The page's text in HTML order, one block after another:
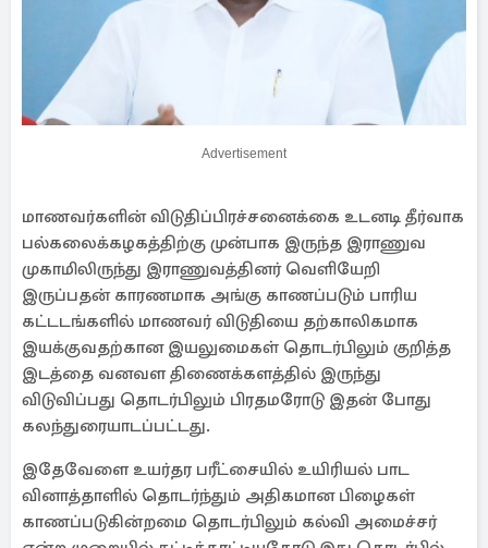
Advertisement
மாணவர்களின் விடுதிப்பிரச்சனைக்கை உடனடி தீர்வாக
பல்கலைக்கழகத்திற்கு முன்பாக இருந்த இராணுவ
முகாமிலிருந்து இராணுவத்தினர் வெளியேறி
இருப்பதன் காரணமாக அங்கு காணப்படும் பாரிய
கட்டடங்களில் மாணவர் விடுதியை தற்காலிகமாக
இயக்குவதற்கான இயலுமைகள் தொடர்பிலும் குறித்த
இடத்தை வனவள திணைக்களத்தில் இருந்து
விடுவிப்பது தொடர்பிலும் பிரதமரோடு இதன் போது
கலந்துரையாடப்பட்டது.
இதேவேளை உயர்தர பரீட்சையில் உயிரியல் பாட
வினாத்தாளில் தொடர்ந்தும் அதிகமான பிழைகள்
காணப்படுகின்றமை தொடர்பிலும் கல்வி அமைச்சர்